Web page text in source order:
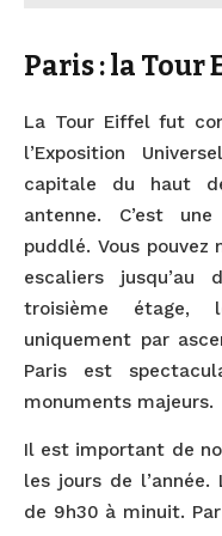
Paris : la Tour
La Tour Eiffel fut
l’Exposition
capitale du haut
antenne. C’est
puddlé. Vous pouvez
escaliers jusqu’au
troisième étage,
uniquement par
Paris est
monuments majeurs.
Il est important de
les jours de
de 9h30 à minuit.